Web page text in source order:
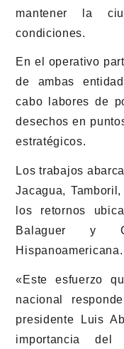
mantener la
condiciones.
En el operativo
de ambas
cabo labores de
desechos en
estratégicos.
Los trabajos
Jacagua,
los retornos
Balaguer y
Hispanoamericana.
«Este esfuerzo
nacional
presidente Luis
importancia